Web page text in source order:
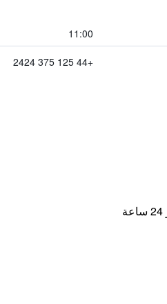
11:00
+44 125 375 2424